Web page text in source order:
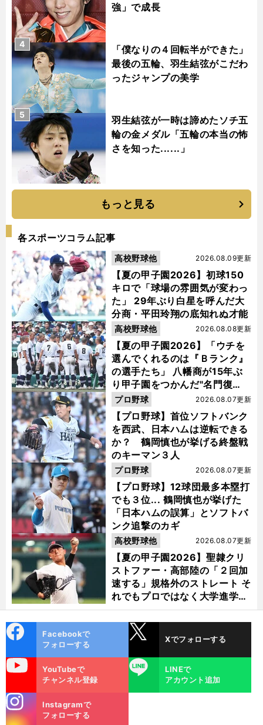
強」で成長
「僕なりの４回転半ができた」
最後の五輪、羽生結弦がこだわ
ったジャンプの美学
4
羽生結弦が一時は諦めたソチ五
輪の金メダル「五輪の本当の怖
さを知った......」
5
もっと見る
各スポーツコラム記事
【夏の甲子園2026】初球150
キロで「球場の雰囲気が変わっ
た」 29年ぶり白星を呼んだ大
分商・平田玲翔の底知れぬ才能
2026.08.09更新
高校野球他
【夏の甲子園2026】「ウチを
選んでくれるのは『Ｂランク』
の選手たち」 八幡商が15年ぶ
り甲子園をつかんだ"名門復
活"の舞台裏
2026.08.08更新
高校野球他
【プロ野球】首位ソフトバンク
を西武、日本ハムは逆転できる
か？ 鶴岡慎也が挙げる終盤戦
のキーマン３人
2026.08.07更新
プロ野球
【プロ野球】12球団最多本塁打
でも３位... 鶴岡慎也が挙げた
「日本ハムの誤算」とソフトバ
ンク追撃のカギ
2026.08.07更新
プロ野球
【夏の甲子園2026】聖隷クリ
ストファー・高部陸の「２回加
速する」規格外のストレート そ
れでもプロではなく大学進学を
選ぶ理由
2026.08.07更新
高校野球他
ok
Facebookで
フォローする
Xでフォローする
YouTubeで
チャンネル登録
LINE
LINEで
アカウント追加
m
Instagramで
フォローする